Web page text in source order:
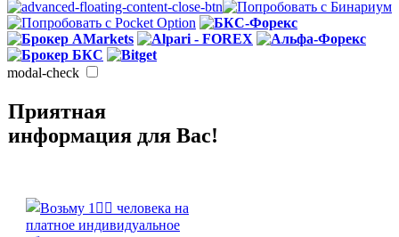
modal-check
Приятная
информация для Вас!